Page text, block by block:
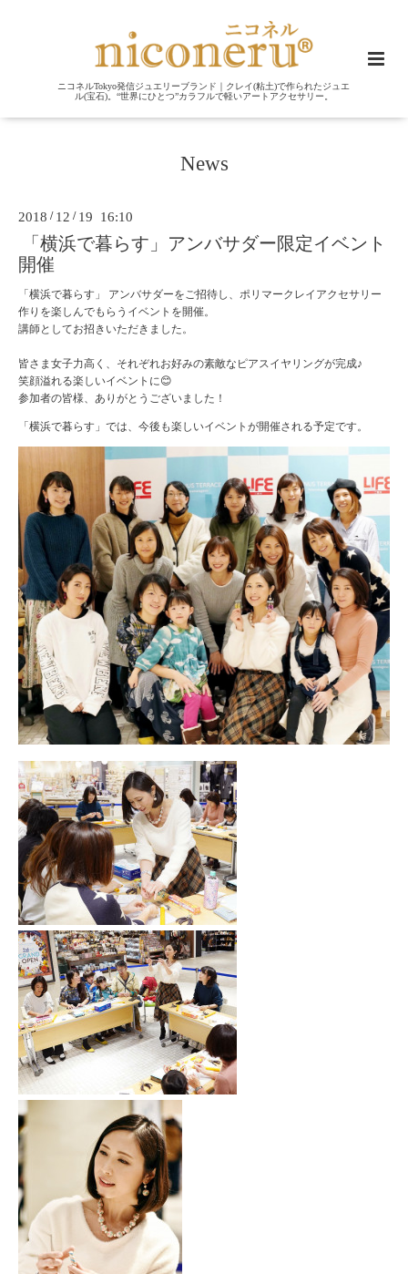
ニコネルTokyo発信ジュエリーブランド｜クレイ(粘土)で作られたジュエ
ル(宝石)。“世界にひとつ”カラフルで軽いアートアクセサリー。
News
2018 / 12 / 19 16:10
「横浜で暮らす」アンバサダー限定イベント
開催
「横浜で暮らす」 アンバサダーをご招待し、ポリマークレイアクセサリー
作りを楽しんでもらうイベントを開催。
講師としてお招きいただきました。
皆さま女子力高く、それぞれお好みの素敵なピアスイヤリングが完成♪
笑顔溢れる楽しいイベントに😊
参加者の皆様、ありがとうございました！
「横浜で暮らす」では、今後も楽しいイベントが開催される予定です。